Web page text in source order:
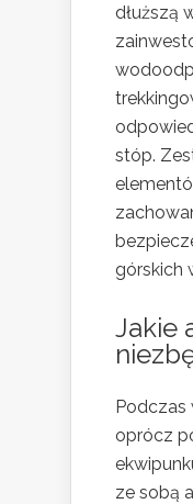
dłuższą
stóp.
górskich
Jakie
Podczas
oprócz
ze sobą